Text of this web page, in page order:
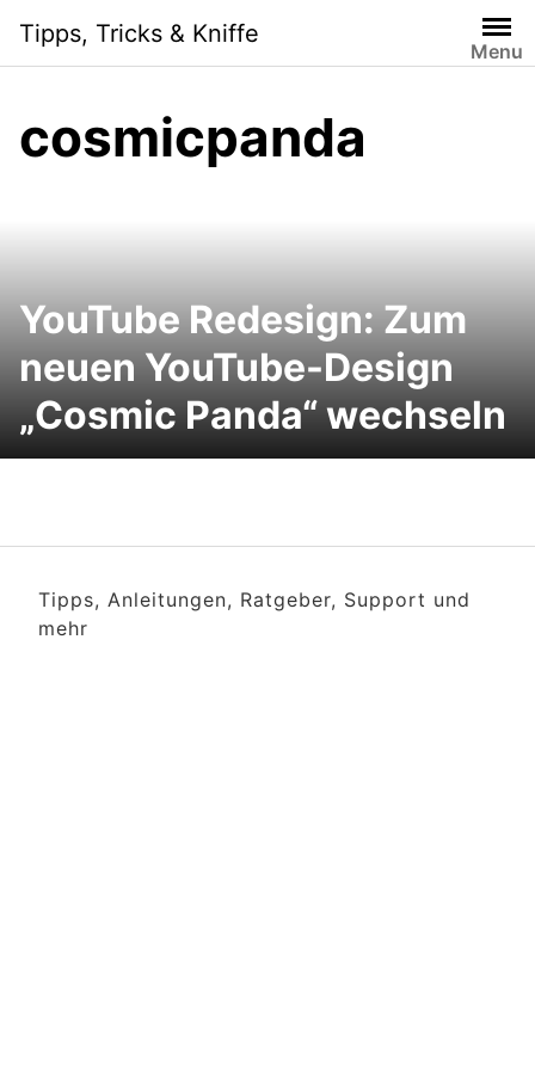
content
Tipps, Tricks & Kniffe
Menu
cosmicpanda
YouTube Redesign: Zum
neuen YouTube-Design
„Cosmic Panda“ wechseln
Tipps, Anleitungen, Ratgeber, Support und
mehr